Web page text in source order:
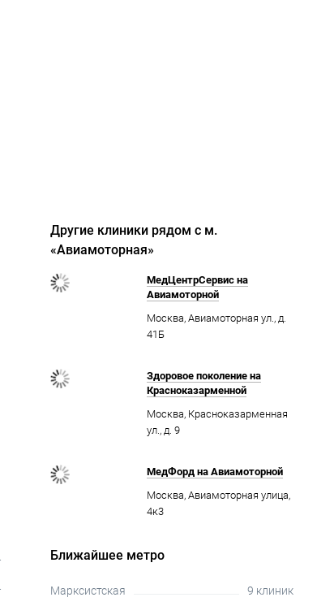
Другие клиники рядом с м.
«Авиамоторная»
МедЦентрСервис на
Авиамоторной
Москва, Авиамоторная ул., д.
41Б
Здоровое поколение на
Красноказарменной
Москва, Красноказарменная
ул., д. 9
МедФорд на Авиамоторной
Москва, Авиамоторная улица,
4к3
Ближайшее метро
Марксистская 9 клиник